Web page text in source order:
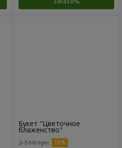
Букет "Цветочное
блаженство"
2 510 грн